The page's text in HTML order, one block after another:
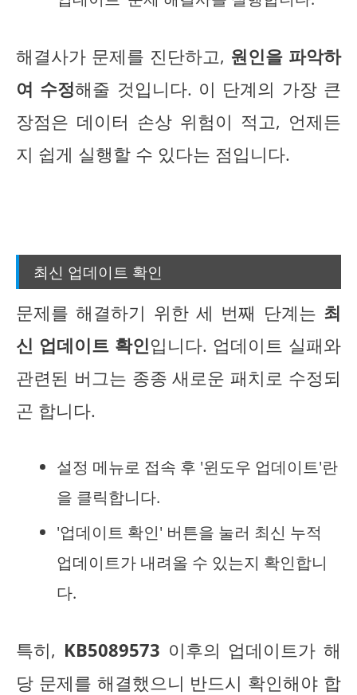
해결사가 문제를 진단하고, 원인을 파악하
여 수정해줄 것입니다. 이 단계의 가장 큰
장점은 데이터 손상 위험이 적고, 언제든
지 쉽게 실행할 수 있다는 점입니다.
최신 업데이트 확인
문제를 해결하기 위한 세 번째 단계는 최
신 업데이트 확인입니다. 업데이트 실패와
관련된 버그는 종종 새로운 패치로 수정되
곤 합니다.
설정 메뉴로 접속 후 '윈도우 업데이트'란
을 클릭합니다.
'업데이트 확인' 버튼을 눌러 최신 누적
업데이트가 내려올 수 있는지 확인합니
다.
특히, KB5089573 이후의 업데이트가 해
당 문제를 해결했으니 반드시 확인해야 합